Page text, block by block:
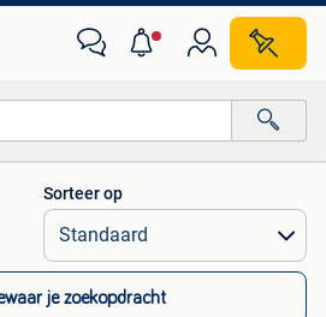
afstanden…
Sorteer op
je zoekopdracht